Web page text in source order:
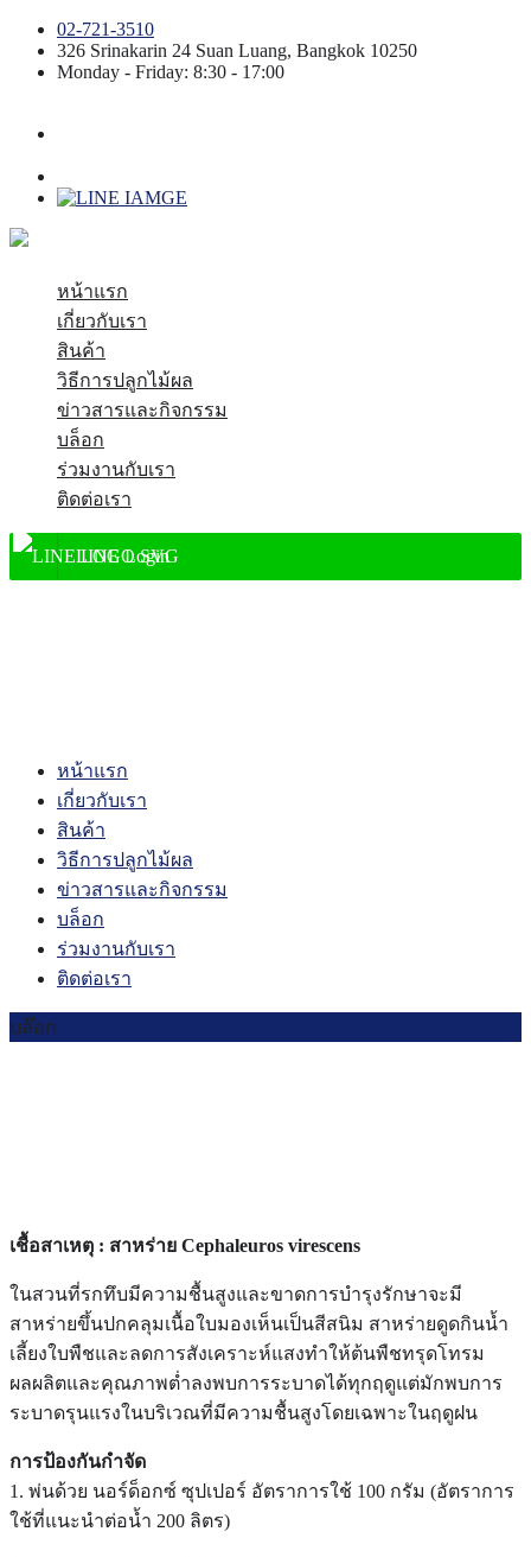
02-721-3510
326 Srinakarin 24 Suan Luang, Bangkok 10250
Monday - Friday: 8:30 - 17:00
หน้าแรก
เกี่ยวกับเรา
สินค้า
วิธีการปลูกไม้ผล
ข่าวสารและกิจกรรม
บล็อก
ร่วมงานกับเรา
ติดต่อเรา
LINE Login
หน้าแรก
เกี่ยวกับเรา
สินค้า
วิธีการปลูกไม้ผล
ข่าวสารและกิจกรรม
บล็อก
ร่วมงานกับเรา
ติดต่อเรา
บล๊อก
เชื้อสาเหตุ : สาหร่าย Cephaleuros virescens
ในสวนที่รกทึบมีความชื้นสูงและขาดการบำรุงรักษาจะมี
สาหร่ายขึ้นปกคลุมเนื้อใบมองเห็นเป็นสีสนิม สาหร่ายดูดกินน้ำ
เลี้ยงใบพืชและลดการสังเคราะห์แสงทำให้ต้นพืชทรุดโทรม
ผลผลิตและคุณภาพต่ำลงพบการระบาดได้ทุกฤดูแต่มักพบการ
ระบาดรุนแรงในบริเวณที่มีความชื้นสูงโดยเฉพาะในฤดูฝน
การป้องกันกำจัด
1. พ่นด้วย นอร์ด็อกซ์ ซุปเปอร์ อัตราการใช้ 100 กรัม (อัตราการ
ใช้ที่แนะนำต่อน้ำ 200 ลิตร)